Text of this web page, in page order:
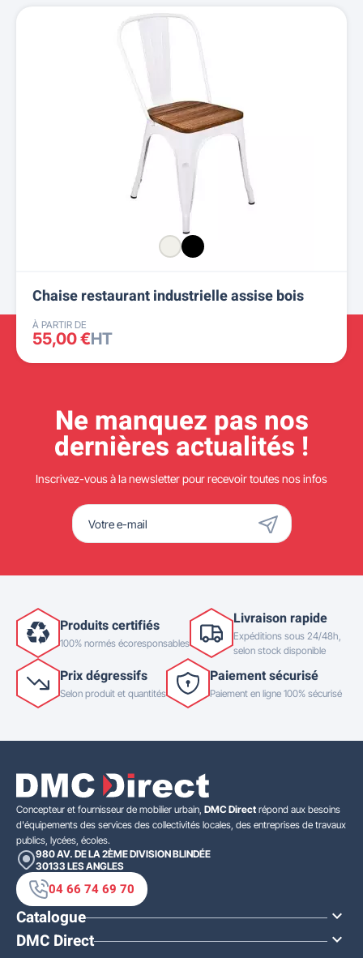
Chaise restaurant industrielle assise bois
À PARTIR DE
55,00 €HT
Ne manquez pas nos
dernières actualités !
Inscrivez-vous à la newsletter pour recevoir toutes nos infos
Produits certifiés
100% normés écoresponsables
Livraison rapide
Expéditions sous 24/48h,
selon stock disponible
Prix dégressifs
Selon produit et quantités
Paiement sécurisé
Paiement en ligne 100% sécurisé
Concepteur et fournisseur de mobilier urbain, DMC Direct répond aux besoins
d'équipements des services des collectivités locales, des entreprises de travaux
publics, lycées, écoles.
980 AV. DE LA 2ÈME DIVISION BLINDÉE
30133 LES ANGLES
04 66 74 69 70
Catalogue 
DMC Direct 